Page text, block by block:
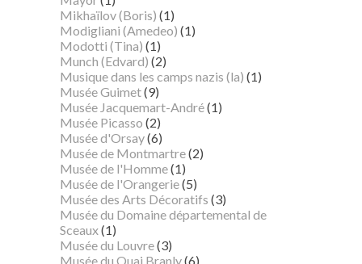
Mikhaïlov (Boris) (1)
Modigliani (Amedeo) (1)
Modotti (Tina) (1)
Munch (Edvard) (2)
Musique dans les camps nazis (la) (1)
Musée Guimet(9)
Musée Jacquemart-André(1)
Musée Picasso (2)
Musée d'Orsay(6)
Musée de Montmartre(2)
Musée de l'Homme(1)
Musée de l'Orangerie(5)
Musée des Arts Décoratifs (3)
Musée du Domaine départemental de
Sceaux(1)
Musée du Louvre(3)
Musée du Quai Branly(6)